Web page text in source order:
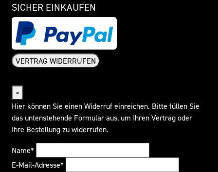
SICHER EINKAUFEN
VERTRAG WIDERRUFEN
×
Hier können Sie einen Widerruf einreichen. Bitte füllen Sie
das untenstehende Formular aus, um Ihren Vertrag oder
Ihre Bestellung zu widerrufen.
Name*
E-Mail-Adresse*